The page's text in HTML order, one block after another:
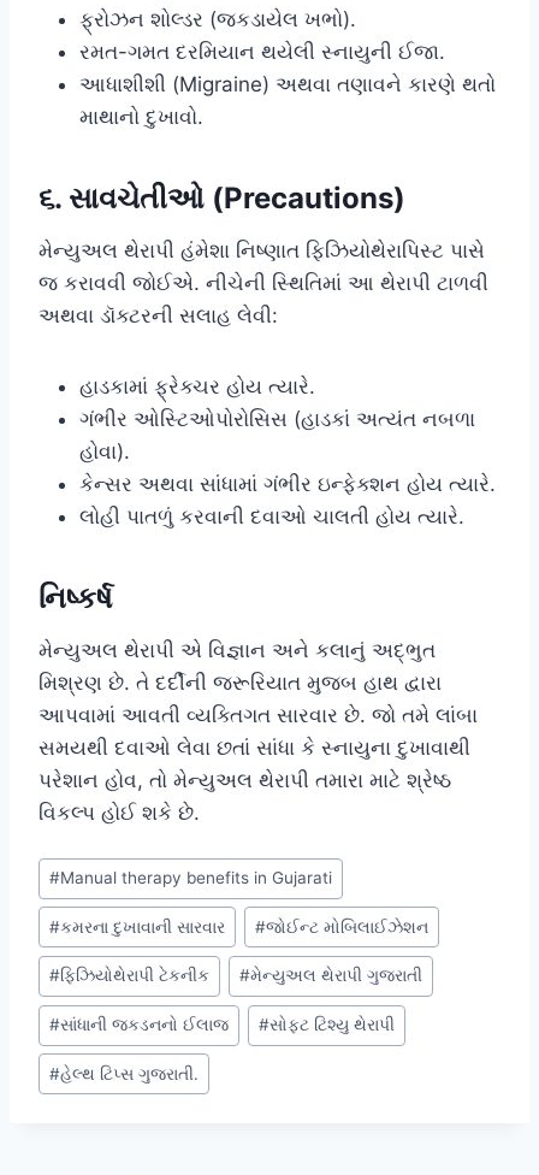
ફ્રોઝન શોલ્ડર (જકડાયેલ ખભો).
રમત-ગમત દરમિયાન થયેલી સ્નાયુની ઈજા.
આધાશીશી (Migraine) અથવા તણાવને કારણે થતો
માથાનો દુખાવો.
૬. સાવચેતીઓ (Precautions)
મેન્યુઅલ થેરાપી હંમેશા નિષ્ણાત ફિઝિયોથેરાપિસ્ટ પાસે
જ કરાવવી જોઈએ. નીચેની સ્થિતિમાં આ થેરાપી ટાળવી
અથવા ડૉક્ટરની સલાહ લેવી:
હાડકામાં ફ્રેક્ચર હોય ત્યારે.
ગંભીર ઓસ્ટિઓપોરોસિસ (હાડકાં અત્યંત નબળા
હોવા).
કેન્સર અથવા સાંધામાં ગંભીર ઇન્ફેક્શન હોય ત્યારે.
લોહી પાતળું કરવાની દવાઓ ચાલતી હોય ત્યારે.
નિષ્કર્ષ
મેન્યુઅલ થેરાપી એ વિજ્ઞાન અને કલાનું અદ્ભુત
મિશ્રણ છે. તે દર્દીની જરૂરિયાત મુજબ હાથ દ્વારા
આપવામાં આવતી વ્યક્તિગત સારવાર છે. જો તમે લાંબા
સમયથી દવાઓ લેવા છતાં સાંધા કે સ્નાયુના દુખાવાથી
પરેશાન હોવ, તો મેન્યુઅલ થેરાપી તમારા માટે શ્રેષ્ઠ
વિકલ્પ હોઈ શકે છે.
Post
Tags:
#Manual therapy benefits in Gujarati
#કમરના દુખાવાની સારવાર #જોઈન્ટ મોબિલાઈઝેશન
#ફિઝિયોથેરાપી ટેકનીક #મેન્યુઅલ થેરાપી ગુજરાતી
#સાંધાની જકડનનો ઈલાજ #સોફ્ટ ટિશ્યુ થેરાપી
#હેલ્થ ટિપ્સ ગુજરાતી.